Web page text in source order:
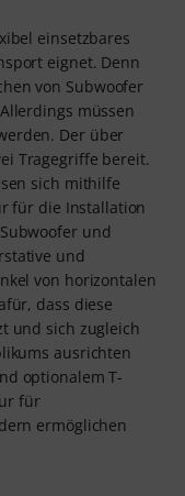
einsetzbares
eignet. Denn
von Subwoofer
müssen
Der über
Tragegriffe bereit.
sich mithilfe
für die Installation
und
und
von horizontalen
dass diese
und sich zugleich
ausrichten
optionalem T-
für
ermöglichen